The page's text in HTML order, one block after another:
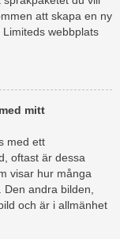
att skapa en ny
webbplats
mitt
med ett
oftast är dessa
visar hur många
andra bilden,
och är i allmänhet